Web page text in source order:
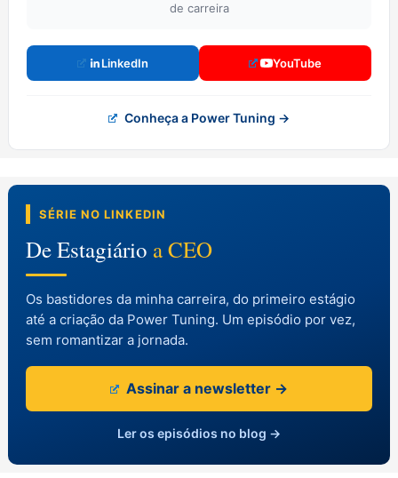
de carreira
LinkedIn YouTube
Conheça a Power Tuning →
SÉRIE NO LINKEDIN
De Estagiário a CEO
Os bastidores da minha carreira, do primeiro estágio
até a criação da Power Tuning. Um episódio por vez,
sem romantizar a jornada.
Assinar a newsletter →
Ler os episódios no blog →